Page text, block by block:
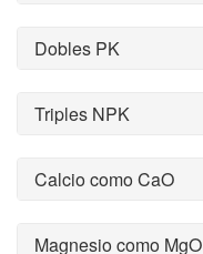
Dobles PK
Triples NPK
Calcio como CaO
Magnesio como MgO